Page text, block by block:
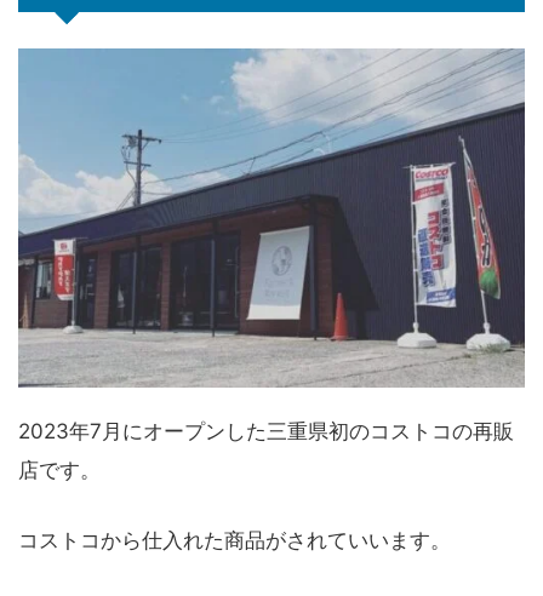
2023年7月にオープンした三重県初のコストコの再販
店です。
コストコから仕入れた商品がされていいます。